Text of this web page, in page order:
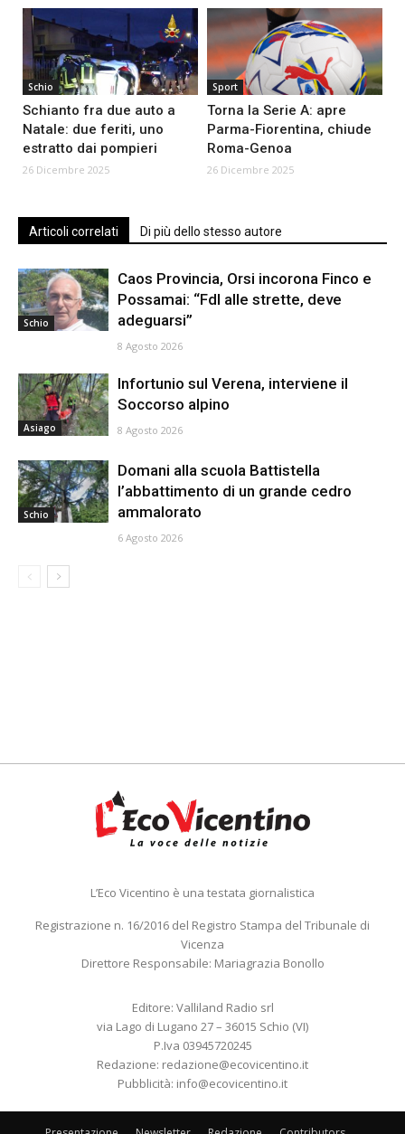
Schio
Schianto fra due auto a
Natale: due feriti, uno
estratto dai pompieri
26 Dicembre 2025
Sport
Torna la Serie A: apre
Parma-Fiorentina, chiude
Roma-Genoa
26 Dicembre 2025
Articoli correlati Di più dello stesso autore
Schio
Caos Provincia, Orsi incorona Finco e
Possamai: “FdI alle strette, deve
adeguarsi”
8 Agosto 2026
Asiago
Infortunio sul Verena, interviene il
Soccorso alpino
8 Agosto 2026
Schio
Domani alla scuola Battistella
l’abbattimento di un grande cedro
ammalorato
6 Agosto 2026
L’Eco Vicentino è una testata giornalistica
Registrazione n. 16/2016 del Registro Stampa del Tribunale di
Vicenza
Direttore Responsabile: Mariagrazia Bonollo
Editore: Valliland Radio srl
via Lago di Lugano 27 – 36015 Schio (VI)
P.Iva 03945720245
Redazione: redazione@ecovicentino.it
Pubblicità: info@ecovicentino.it